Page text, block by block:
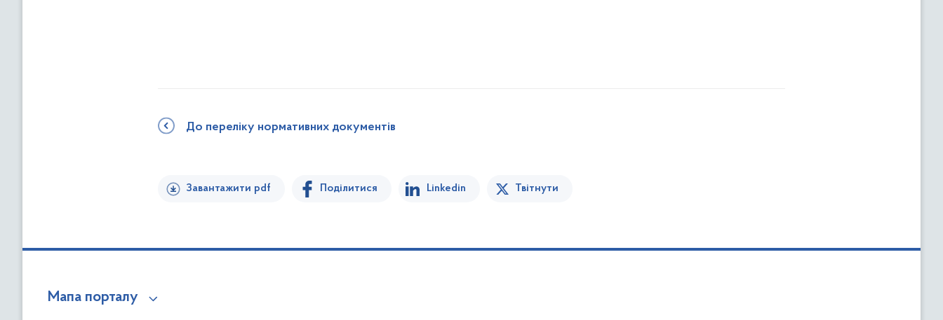
До переліку нормативних документів
Завантажити pdf Поділитися Linkedin Твітнути
Мапа порталу